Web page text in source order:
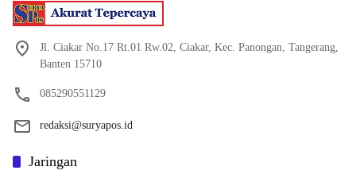
Jl. Ciakar No.17 Rt.01 Rw.02, Ciakar, Kec. Panongan, Tangerang,
Banten 15710
085290551129
redaksi@suryapos.id
Jaringan